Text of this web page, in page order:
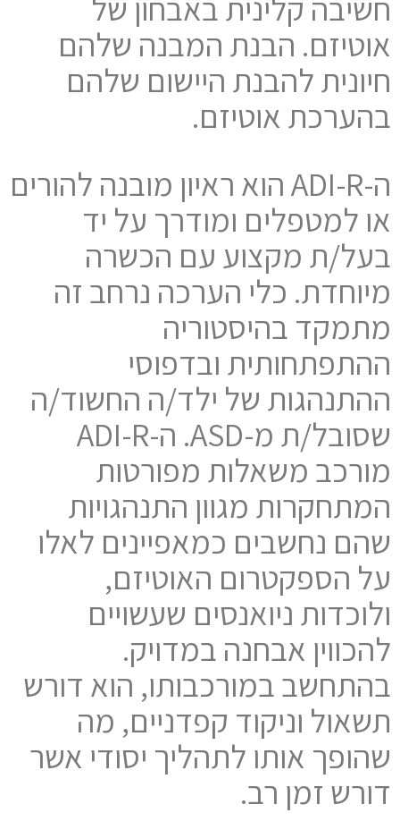
אוטיזם. הבנת המבנה שלהם
חיונית להבנת היישום שלהם
בהערכת אוטיזם.
ה-ADI-R הוא ראיון מובנה להורים
או למטפלים ומודרך על יד
בעל/ת מקצוע עם הכשרה
מיוחדת. כלי הערכה נרחב זה
מתמקד בהיסטוריה
ההתפתחותית ובדפוסי
ההתנהגות של ילד/ה החשוד/ה
שסובל/ת מ-ASD. ה-ADI-R
מורכב משאלות מפורטות
המתחקרות מגוון התנהגויות
שהם נחשבים כמאפיינים לאלו
על הספקטרום האוטיזם,
ולוכדות ניואנסים שעשויים
להכווין אבחנה במדויק.
בהתחשב במורכבותו, הוא דורש
תשאול וניקוד קפדניים, מה
שהופך אותו לתהליך יסודי אשר
דורש זמן רב.